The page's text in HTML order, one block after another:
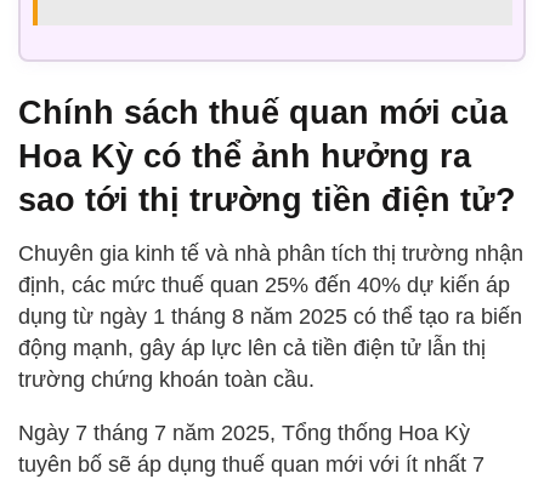
Chính sách thuế quan mới của
Hoa Kỳ có thể ảnh hưởng ra
sao tới thị trường tiền điện tử?
Chuyên gia kinh tế và nhà phân tích thị trường nhận
định, các mức thuế quan 25% đến 40% dự kiến áp
dụng từ ngày 1 tháng 8 năm 2025 có thể tạo ra biến
động mạnh, gây áp lực lên cả tiền điện tử lẫn thị
trường chứng khoán toàn cầu.
Ngày 7 tháng 7 năm 2025, Tổng thống Hoa Kỳ
tuyên bố sẽ áp dụng thuế quan mới với ít nhất 7